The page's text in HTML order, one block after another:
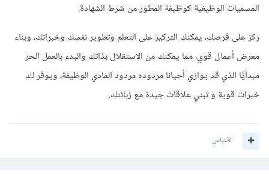
المسميات الوظيفية كوظيفة المطور من شرط الشهادة.
ركز على فرصك، يمكنك التركيز على التعلم وتطوير نفسك وخبراتك، وبناء
معرض أعمال قوي، مما يمكنك من الاستقلال بذاتك والبدء بالعمل الحر
مبدأيًا الذي قد يوازي أحيانا مردوده مردود المادي الوظيفة، ويوفر لك
خبرات قوية و تبني علاقات جيدة مع زبائنك.
اقتباس